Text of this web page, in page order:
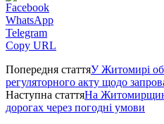
Facebook
WhatsApp
Telegram
Copy URL
Попередня статтяУ Житомирі
регуляторного акту щодо
Наступна статтяНа
дорогах через погодні умови